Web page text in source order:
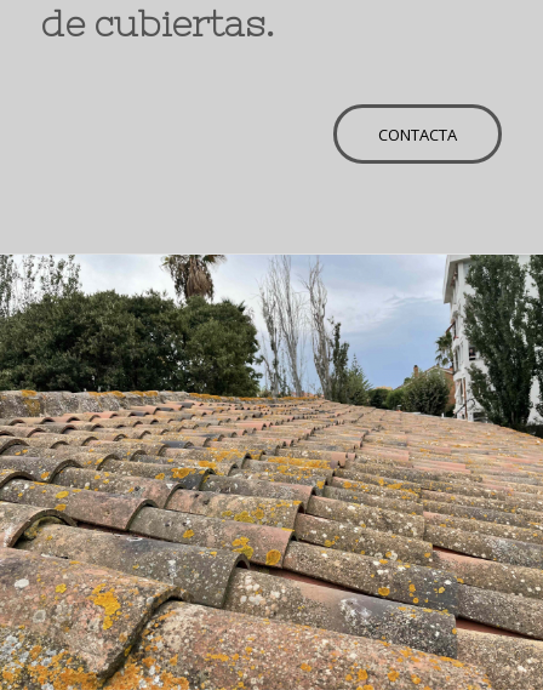
de cubiertas.
CONTACTA